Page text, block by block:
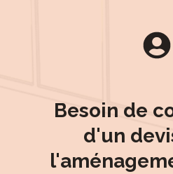
Besoin de
d'un